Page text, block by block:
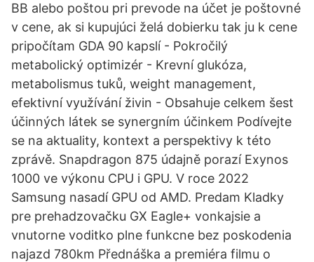
BB alebo poštou pri prevode na účet je poštovné
v cene, ak si kupujúci želá dobierku tak ju k cene
pripočítam GDA 90 kapslí - Pokročilý
metabolický optimizér - Krevní glukóza,
metabolismus tuků, weight management,
efektivní využívání živin - Obsahuje celkem šest
účinných látek se synergním účinkem Podívejte
se na aktuality, kontext a perspektivy k této
zprávě. Snapdragon 875 údajně porazí Exynos
1000 ve výkonu CPU i GPU. V roce 2022
Samsung nasadí GPU od AMD. Predam Kladky
pre prehadzovačku GX Eagle+ vonkajsie a
vnutorne voditko plne funkcne bez poskodenia
najazd 780km Přednáška a premiéra filmu o